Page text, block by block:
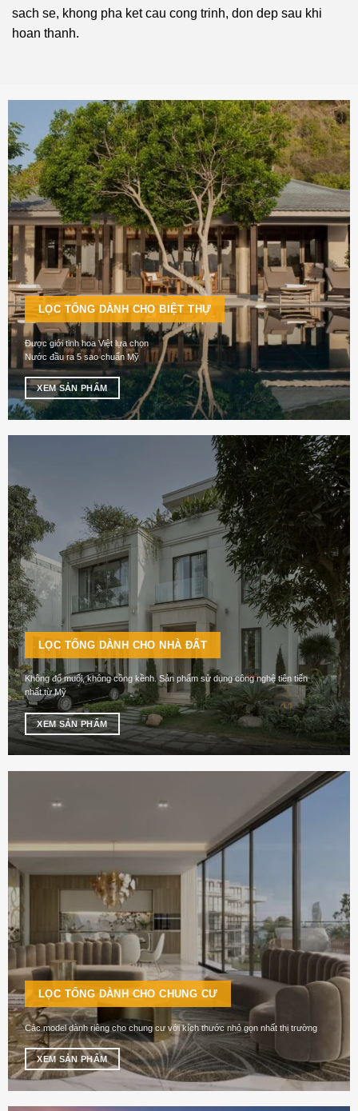
sach se, khong pha ket cau cong trinh, don dep sau khi
hoan thanh.
LỌC TỔNG DÀNH CHO BIỆT THỰ
Được giới tinh hoa Việt lựa chọn
Nước đầu ra 5 sao chuẩn Mỹ
XEM SẢN PHẨM
LỌC TỔNG DÀNH CHO NHÀ ĐẤT
Không đổ muối, không cồng kềnh. Sản phẩm sử dụng công nghệ tiên tiến
nhất từ Mỹ
XEM SẢN PHẨM
LỌC TỔNG DÀNH CHO CHUNG CƯ
Các model dành riêng cho chung cư với kích thước nhỏ gọn nhất thị trường
XEM SẢN PHẨM